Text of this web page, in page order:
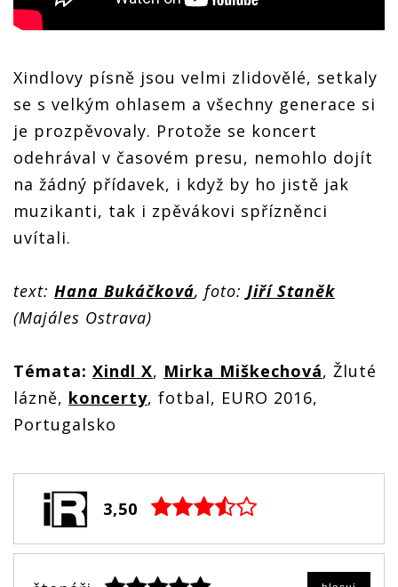
Xindlovy písně jsou velmi zlidovělé, setkaly
se s velkým ohlasem a všechny generace si
je prozpěvovaly. Protože se koncert
odehrával v časovém presu, nemohlo dojít
na žádný přídavek, i když by ho jistě jak
muzikanti, tak i zpěvákovi spřízněnci
uvítali.
text: Hana Bukáčková, foto: Jiří Staněk
(Majáles Ostrava)
Témata: Xindl X, Mirka Miškechová, Žluté
lázně, koncerty, fotbal, EURO 2016,
Portugalsko
3,50